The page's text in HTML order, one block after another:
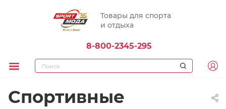
Товары для спорта
и отдыха
8-800-2345-295
Спортивные